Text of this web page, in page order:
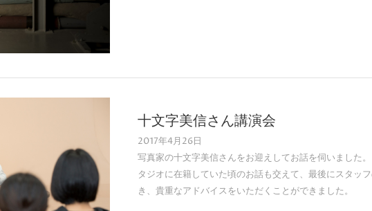
十文字美信さん講演会
2017年4月26日
写真家の十文字美信さんをお迎えしてお話を伺いました
タジオに在籍していた頃のお話も交えて、最後にスタッ
き、貴重なアドバイスをいただくことができました。